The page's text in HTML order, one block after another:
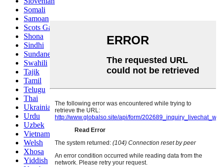
Somali
Samoan
Scots Gaelic
Shona
Sindhi
Sundanese
Swahili
Tajik
Tamil
Telugu
Thai
Ukrainian
Urdu
Uzbek
Vietnamese
Welsh
Xhosa
Yiddish